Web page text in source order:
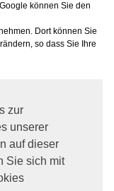
zur
unserer
auf dieser
Sie sich mit
können Sie den
Dort können Sie
so dass Sie Ihre
bezüglich Ihrer
sowie den